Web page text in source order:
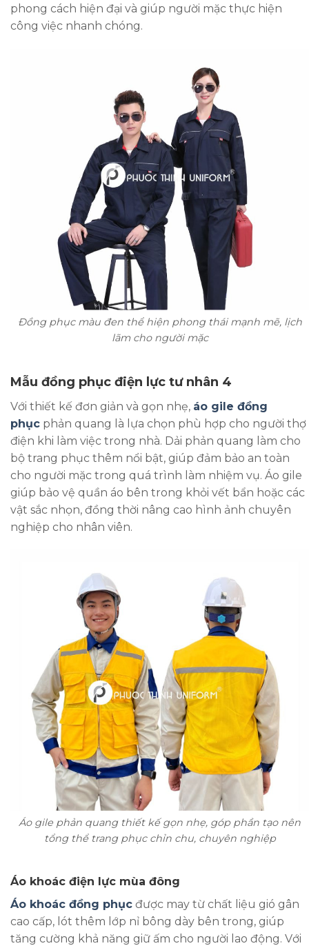
phong cách hiện đại và giúp người mặc thực hiện
công việc nhanh chóng.
Đồng phục màu đen thể hiện phong thái mạnh mẽ, lịch
lãm cho người mặc
Mẫu đồng phục điện lực tư nhân 4
Với thiết kế đơn giản và gọn nhẹ, áo gile đồng
phục phản quang là lựa chọn phù hợp cho người thợ
điện khi làm việc trong nhà. Dải phản quang làm cho
bộ trang phục thêm nổi bật, giúp đảm bảo an toàn
cho người mặc trong quá trình làm nhiệm vụ. Áo gile
giúp bảo vệ quần áo bên trong khỏi vết bẩn hoặc các
vật sắc nhọn, đồng thời nâng cao hình ảnh chuyên
nghiệp cho nhân viên.
Áo gile phản quang thiết kế gọn nhẹ, góp phần tạo nên
tổng thể trang phục chỉn chu, chuyên nghiệp
Áo khoác điện lực mùa đông
Áo khoác đồng phục được may từ chất liệu gió gân
cao cấp, lót thêm lớp nỉ bông dày bên trong, giúp
tăng cường khả năng giữ ấm cho người lao động. Với